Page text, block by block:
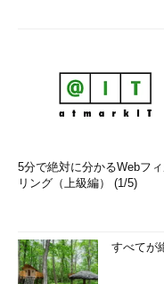
5分で絶対に分かるWebフ
リング（上級編） (1/5)
すべてが